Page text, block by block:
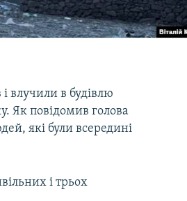
і влучили в будівлю
Як повідомив голова
які були всередині
і трьох